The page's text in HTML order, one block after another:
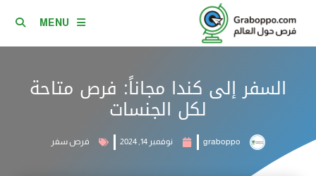
MENU
السفر إلى كندا مجاناً: فرص متاحة
لكل الجنسات
graboppo نوفمبر 14, 2024 فرص سفر